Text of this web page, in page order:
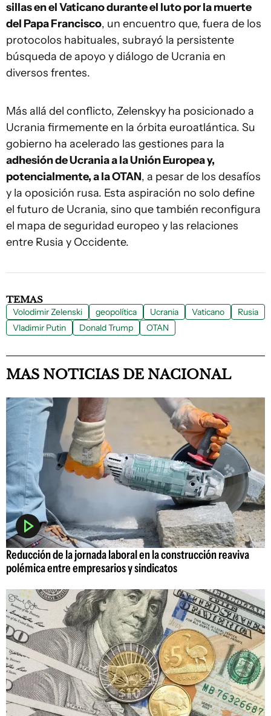
sillas en el Vaticano durante el luto por la muerte
del Papa Francisco, un encuentro que, fuera de los
protocolos habituales, subrayó la persistente
búsqueda de apoyo y diálogo de Ucrania en
diversos frentes.
Más allá del conflicto, Zelenskyy ha posicionado a
Ucrania firmemente en la órbita euroatlántica. Su
gobierno ha acelerado las gestiones para la
adhesión de Ucrania a la Unión Europea y,
potencialmente, a la OTAN, a pesar de los desafíos
y la oposición rusa. Esta aspiración no solo define
el futuro de Ucrania, sino que también reconfigura
el mapa de seguridad europeo y las relaciones
entre Rusia y Occidente.
TEMAS
Volodimir Zelenski geopolítica Ucrania Vaticano
Rusia
Vladimir Putin
Donald Trump OTAN
MAS NOTICIAS DE NACIONAL
Reducción de la jornada laboral en la construcción reaviva
polémica entre empresarios y sindicatos